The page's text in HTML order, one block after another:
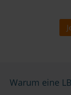
Warum eine